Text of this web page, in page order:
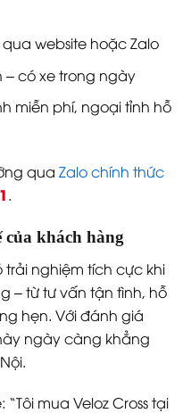
website hoặc Zalo
có xe trong ngày
miễn phí, ngoại tỉnh hỗ
qua Zalo chính thức
.
khách hàng
nghiệm tích cực khi
– từ tư vấn tận tình, hỗ
hẹn. Với đánh giá
ngày càng khẳng
mua Veloz Cross tại